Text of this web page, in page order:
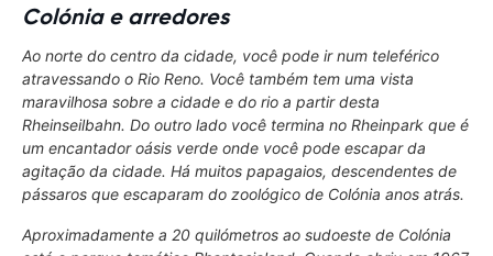
Colónia e arredores
Ao norte do centro da cidade, você pode ir num teleférico
atravessando o Rio Reno. Você também tem uma vista
maravilhosa sobre a cidade e do rio a partir desta
Rheinseilbahn. Do outro lado você termina no Rheinpark que é
um encantador oásis verde onde você pode escapar da
agitação da cidade. Há muitos papagaios, descendentes de
pássaros que escaparam do zoológico de Colónia anos atrás.
Aproximadamente a 20 quilómetros ao sudoeste de Colónia